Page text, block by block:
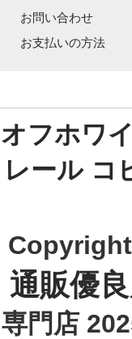
お問い合わせ
お支払いの方法
オフホワ
レール コ
通販優
専門店